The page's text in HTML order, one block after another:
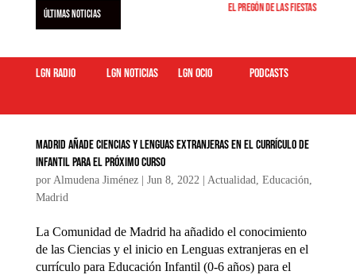
ÚLTIMAS NOTICIAS El pregón de las fiestas de
LGN Radio LGN Noticias LGN ocio podcasts
Madrid añade Ciencias y Lenguas extranjeras en el currículo de
Infantil para el próximo curso
por Almudena Jiménez| Jun 8, 2022| Actualidad, Educación,
Madrid
La Comunidad de Madrid ha añadido el conocimiento
de las Ciencias y el inicio en Lenguas extranjeras en el
currículo para Educación Infantil (0-6 años) para el